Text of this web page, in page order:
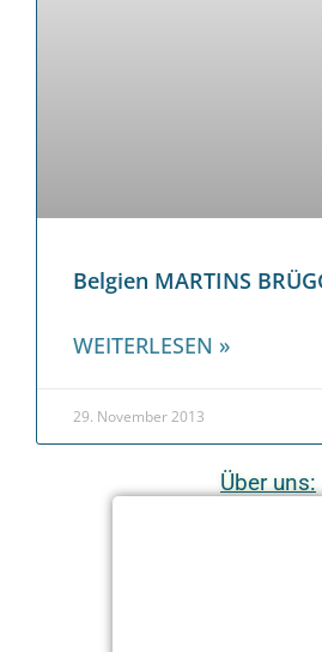
Belgien MARTINS
WEITERLESEN »
29. November 2013
Über uns: